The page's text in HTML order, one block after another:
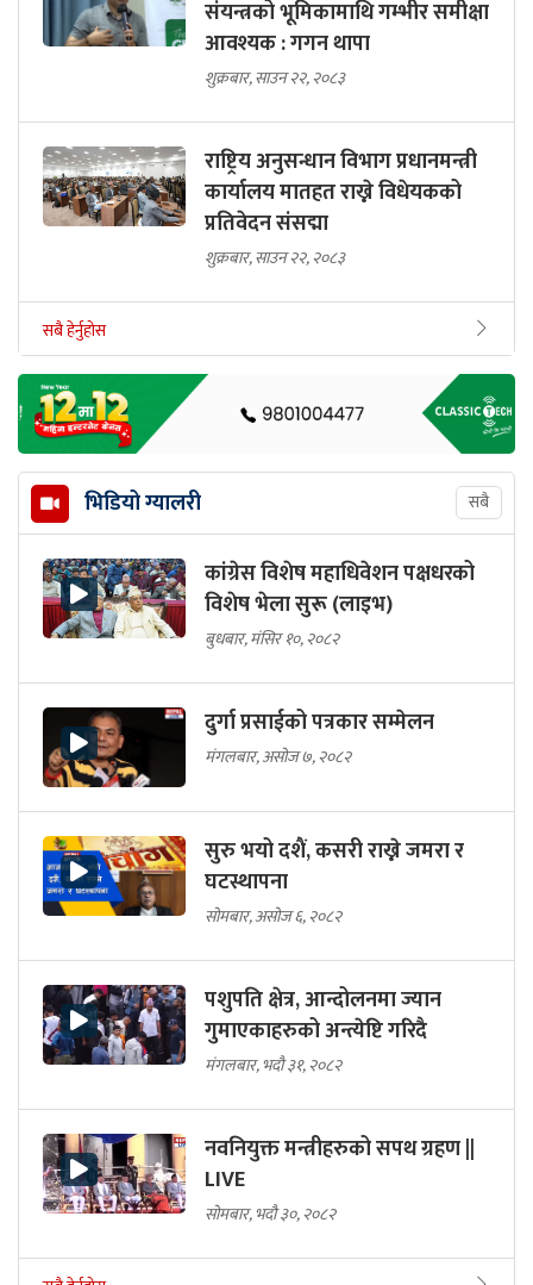
आन्दोलन व्यवस्थापनमा सुरक्षा
संयन्त्रको भूमिकामाथि गम्भीर समीक्षा
आवश्यक : गगन थापा
शुक्रबार, साउन २२, २०८३
राष्ट्रिय अनुसन्धान विभाग प्रधानमन्त्री
कार्यालय मातहत राख्ने विधेयकको
प्रतिवेदन संसद्मा
शुक्रबार, साउन २२, २०८३
सबै हेर्नुहोस
भिडियो ग्यालरी सबै
कांग्रेस विशेष महाधिवेशन पक्षधरको
विशेष भेला सुरू (लाइभ)
बुधबार, मंसिर १०, २०८२
दुर्गा प्रसाईको पत्रकार सम्मेलन
सुरु भयो दशैं, कसरी राख्ने जमरा र
घटस्थापना
सोमबार, असोज ६, २०८२
पशुपति क्षेत्र, आन्दोलनमा ज्यान
गुमाएकाहरुको अन्त्येष्टि गरिदै
मंगलबार, भदौ ३१, २०८२
नवनियुक्त मन्त्रीहरुको सपथ ग्रहण ||
LIVE
सोमबार, भदौ ३०, २०८२